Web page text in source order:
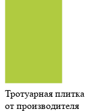
Тротуарная плитка
от производителя